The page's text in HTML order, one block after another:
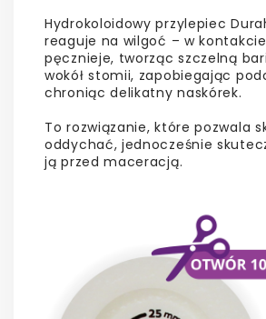
Hydrokoloidowy przylepiec
reaguje na wilgoć – w
pęcznieje, tworząc szczelną
wokół stomii, zapobiegając
chroniąc delikatny naskórek.
To rozwiązanie, które pozwala
oddychać, jednocześnie
ją przed maceracją.